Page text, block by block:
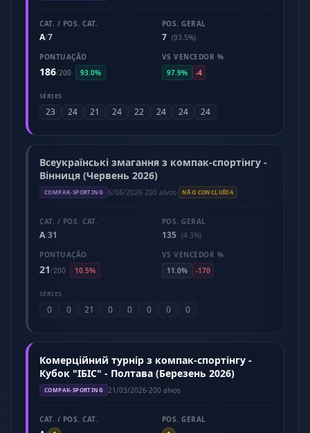
CAT. / POS. CAT.
A/7
POS. GERAL
7 (93.5%)
PONTUAÇÃO
186/200 93.0%
VS VENCEDOR %
97.9%
-4
SÉRIES
23 24 21 24 22 24 24 24
Всеукраїнські змагання з компак-спортінгу -
Вінниця (Червень 2026)
COMPAK-SPORTING 6/06/2026·200 alvos· NÃO CONCLUÍDA
CAT. / POS. CAT.
A/31
POS. GERAL
135 (4.3%)
PONTUAÇÃO
21/200 10.5%
VS VENCEDOR %
11.0%
-170
SÉRIES
0 0 21 0 0 0 0 0
Комерційний турнір з компак-спортінгу -
Кубок "ІБІС" - Полтава (Березень 2026)
COMPAK-SPORTING 21/03/2026·200 alvos
CAT. / POS. CAT.
POS. GERAL